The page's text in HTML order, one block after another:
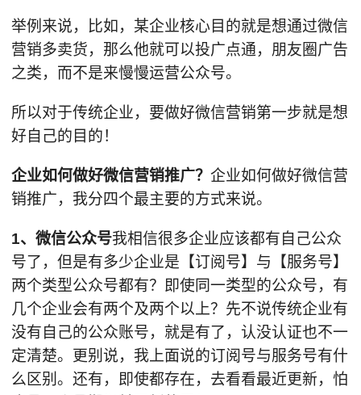
举例来说，比如，某企业核心目的就是想通过微信
营销多卖货，那么他就可以投广点通，朋友圈广告
之类，而不是来慢慢运营公众号。
所以对于传统企业，要做好微信营销第一步就是想
好自己的目的！
企业如何做好微信营销推广？ 企业如何做好微信营
销推广，我分四个最主要的方式来说。
1、微信公众号我相信很多企业应该都有自己公众
号了，但是有多少企业是【订阅号】与【服务号】
两个类型公众号都有？即使同一类型的公众号，有
几个企业会有两个及两个以上？先不说传统企业有
没有自己的公众账号，就是有了，认没认证也不一
定清楚。更别说，我上面说的订阅号与服务号有什
么区别。还有，即使都存在，去看看最近更新，怕